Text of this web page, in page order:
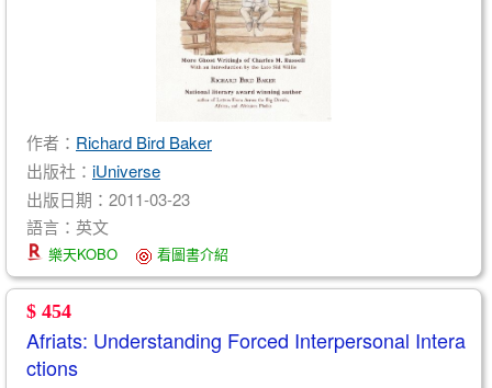
作者： Richard Bird Baker
出版社： iUniverse
出版日期：2011-03-23
語言：英文
樂天KOBO 看圖書介紹
$ 454
Afriats: Understanding Forced Interpersonal Intera
ctions